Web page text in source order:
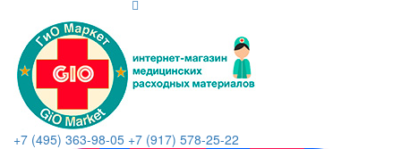
+7 (495) 363-98-05 +7 (917) 578-25-22